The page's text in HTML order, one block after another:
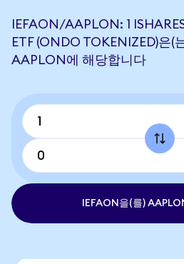
IEFAON/AAPLON: 1
ETF (ONDO TOKENIZED)은(
AAPLON에 해당합니다
IEFAON을(를)